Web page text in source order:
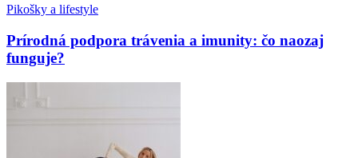
Pikošky a lifestyle
Prírodná podpora trávenia a imunity: čo naozaj
funguje?